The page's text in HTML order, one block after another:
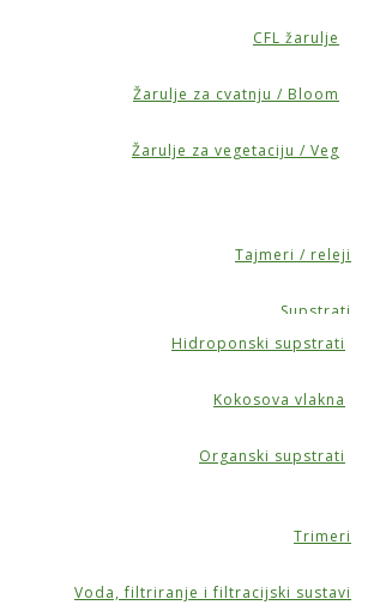
CFL žarulje
Žarulje za cvatnju / Bloom
Žarulje za vegetaciju / Veg
Tajmeri / releji
Supstrati
Hidroponski supstrati
Kokosova vlakna
Organski supstrati
Trimeri
Voda, filtriranje i filtracijski sustavi